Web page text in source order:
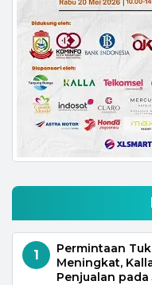
1
Permintaan
Meningkat,
Penjualan pada